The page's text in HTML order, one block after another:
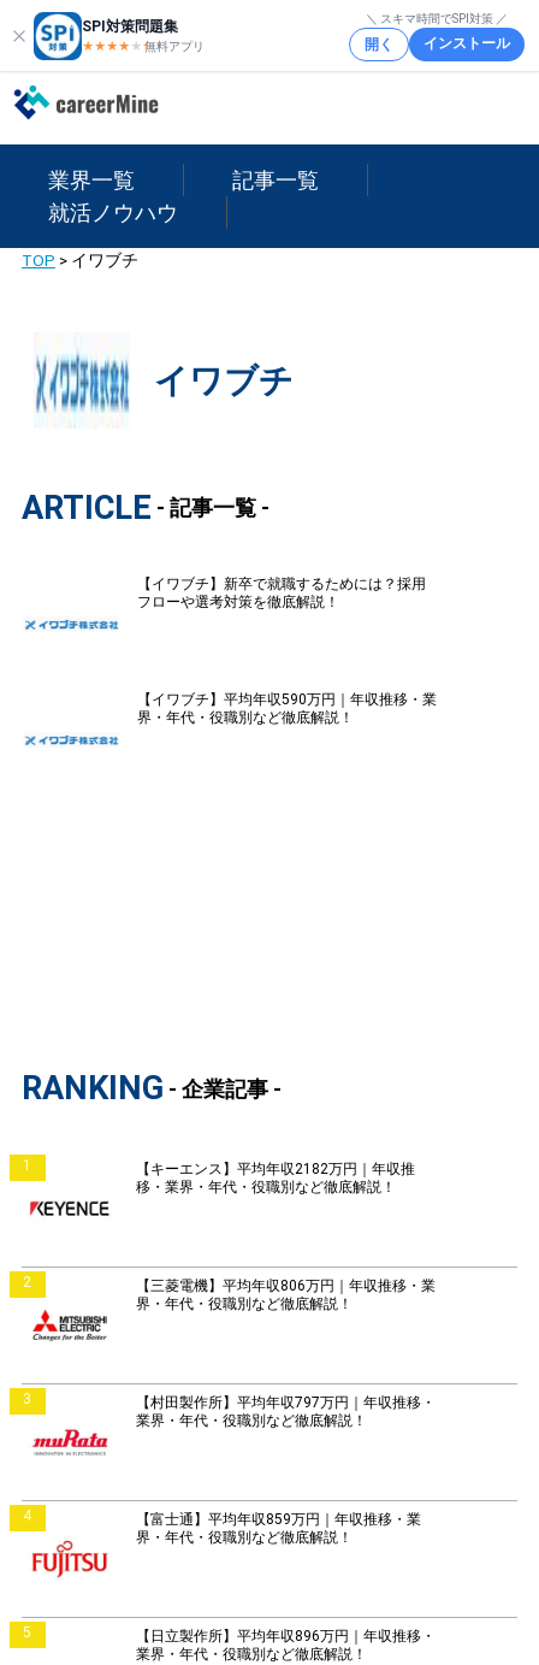
SPI対策問題集
★★★★ ★★
無料アプリ
＼ スキマ時間でSPI対策 ／
開く インストール
業界一覧
記事一覧
就活ノウハウ
TOP > イワブチ
イワブチ
ARTICLE - 記事一覧 -
【イワブチ】新卒で就職するためには？採用
フローや選考対策を徹底解説！
【イワブチ】平均年収590万円｜年収推移・業
界・年代・役職別など徹底解説！
RANKING - 企業記事 -
1
【キーエンス】平均年収2182万円｜年収推
移・業界・年代・役職別など徹底解説！
2
【三菱電機】平均年収806万円｜年収推移・業
界・年代・役職別など徹底解説！
3
【村田製作所】平均年収797万円｜年収推移・
業界・年代・役職別など徹底解説！
4
【富士通】平均年収859万円｜年収推移・業
界・年代・役職別など徹底解説！
5
【日立製作所】平均年収896万円｜年収推移・
業界・年代・役職別など徹底解説！